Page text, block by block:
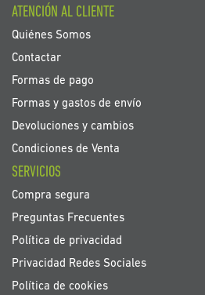
de
noticias:
ATENCIÓN AL CLIENTE
Quiénes Somos
Contactar
Formas de pago
Formas y gastos de envío
Devoluciones y cambios
Condiciones de Venta
SERVICIOS
Compra segura
Preguntas Frecuentes
Política de privacidad
Privacidad Redes Sociales
Política de cookies